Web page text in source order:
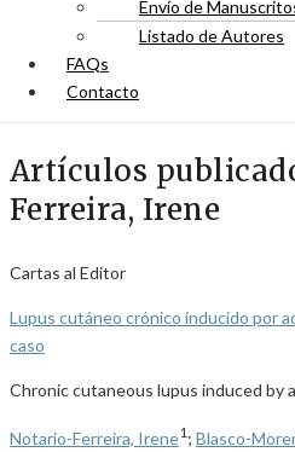
Envío de
Listado de Autores
FAQs
Contacto
Artículos
Ferreira, Irene
Cartas al Editor
Lupus cutáneo crónico inducido por
caso
Chronic cutaneous lupus induced by
Notario-Ferreira, Irene1 ; Blasco-